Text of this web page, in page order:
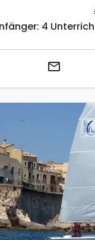
4
email